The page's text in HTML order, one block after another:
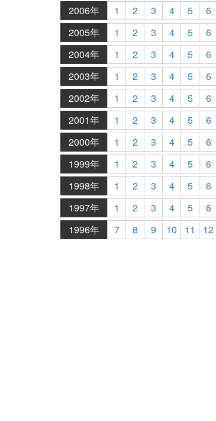
2006年
1 2 3 4 5 6
2005年
1 2 3 4 5 6
2004年
1 2 3 4 5 6
2003年
1 2 3 4 5 6
2002年
1 2 3 4 5 6
2001年
1 2 3 4 5 6
2000年
1 2 3 4 5 6
1999年
1 2 3 4 5 6
1998年
1 2 3 4 5 6
1997年
1 2 3 4 5 6
1996年
7 8 9 10 11 12